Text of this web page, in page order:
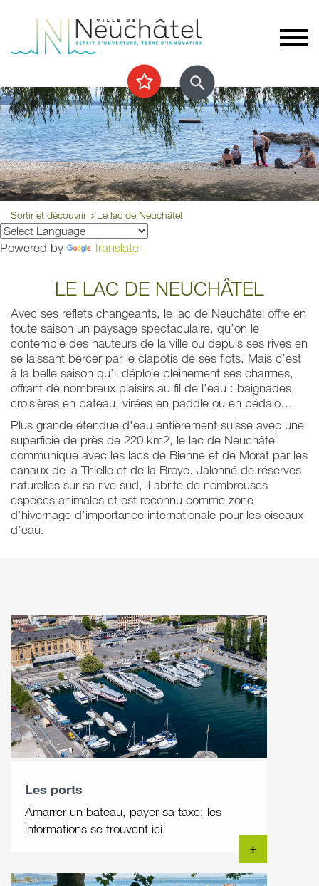
Sortir et découvrir Le lac de Neuchâtel
Powered by Translate
LE LAC DE NEUCHÂTEL
Avec ses reflets changeants, le lac de Neuchâtel offre en
toute saison un paysage spectaculaire, qu’on le
contemple des hauteurs de la ville ou depuis ses rives en
se laissant bercer par le clapotis de ses flots. Mais c’est
à la belle saison qu’il déploie pleinement ses charmes,
offrant de nombreux plaisirs au fil de l’eau : baignades,
croisières en bateau, virées en paddle ou en pédalo…
Plus grande étendue d'eau entièrement suisse avec une
superficie de près de 220 km2, le lac de Neuchâtel
communique avec les lacs de Bienne et de Morat par les
canaux de la Thielle et de la Broye. Jalonné de réserves
naturelles sur sa rive sud, il abrite de nombreuses
espèces animales et est reconnu comme zone
d’hivernage d’importance internationale pour les oiseaux
d’eau.
Les ports
Amarrer un bateau, payer sa taxe: les
informations se trouvent ici
+